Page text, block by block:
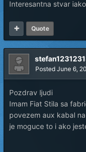
Interesantna stvar
Quote
Posted June 6,
Pozdrav ljudi
Imam Fiat Stila sa
povezem aux kabal
je moguce to i ako